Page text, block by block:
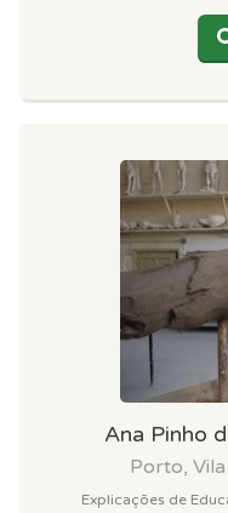
Ana Pinho
Porto,
Explicações de